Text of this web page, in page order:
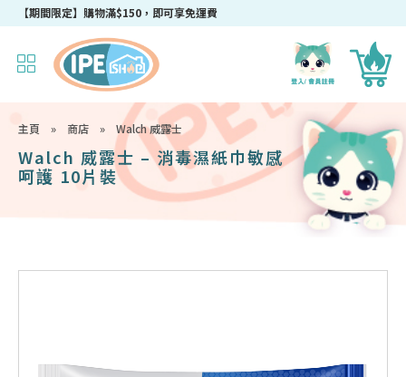
【期間限定】購物滿$150，即可享免運費
主頁 » 商店 » Walch 威露士
Walch 威露士 – 消毒濕紙巾敏感
呵護 10片裝